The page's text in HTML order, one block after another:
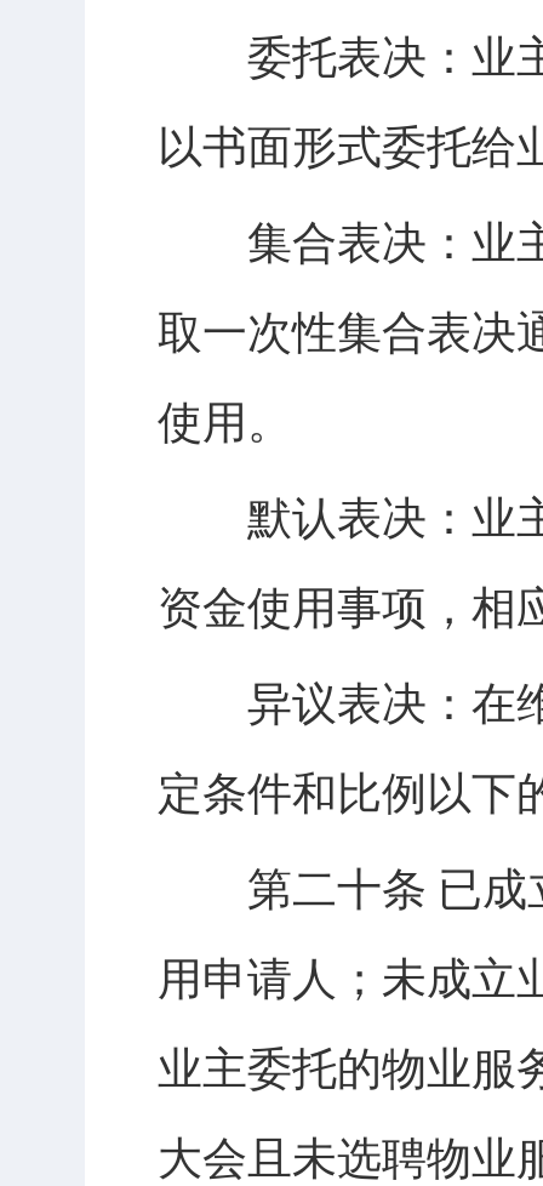
委托表决：业主
以书面形式委托给
集合表决：业主
取一次性集合表决
使用。
默认表决：业主
资金使用事项，相
异议表决：在维
定条件和比例以下
第二十条 已成
用申请人；未成立
业主委托的物业服
大会且未选聘物业